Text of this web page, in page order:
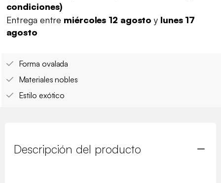
condiciones)
Entrega entre miércoles 12 agostoy lunes 17
agosto
Forma ovalada
Materiales nobles
Estilo exótico
Descripción del producto